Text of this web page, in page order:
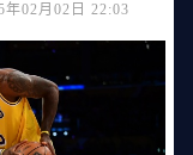
02月02日 22:03